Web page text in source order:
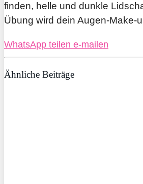
finden, helle und dunkle
Übung wird dein Augen-Make-
WhatsApp teilen e-mailen
Ähnliche Beiträge